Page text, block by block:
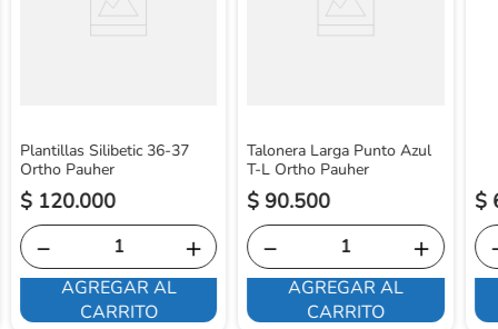
Plantillas Silibetic 36-37
Ortho Pauher
$ 120.000
＋
－
AGREGAR AL
CARRITO
Talonera Larga Punto Azul
T-L Ortho Pauher
$ 90.500
＋
－
AGREGAR AL
CARRITO
$